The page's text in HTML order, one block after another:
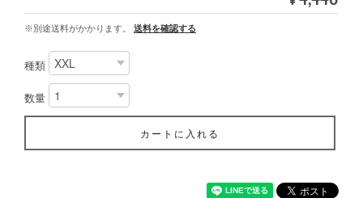
※別途送料がかかります。 送料を確認する
種類
数量
カートに入れる